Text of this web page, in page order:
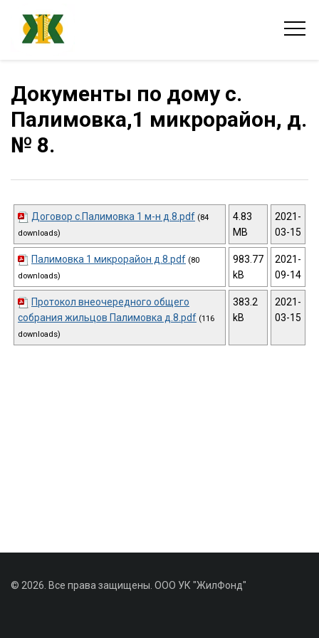
Документы по дому с.
Палимовка,1 микрорайон, д.
№ 8.
Договор с.Палимовка 1 м-н д.8.pdf (84
downloads)
4.83
MB
2021-
03-15
Палимовка 1 микрорайон д.8.pdf (80
downloads)
983.77
kB
2021-
09-14
Протокол внеочередного общего
собрания жильцов Палимовка д.8.pdf (116
downloads)
383.2
kB
2021-
03-15
© 2026. Все права защищены. ООО УК "ЖилФонд"